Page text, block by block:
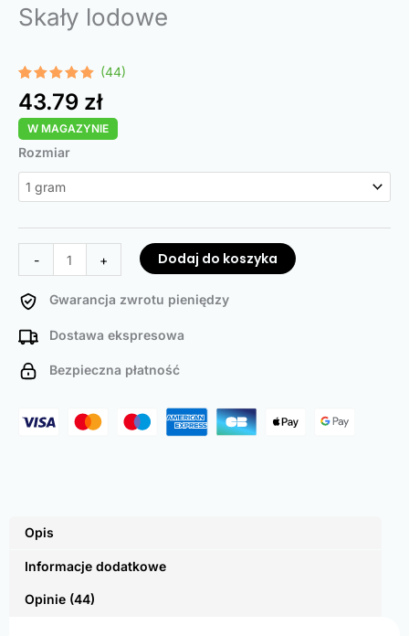
Skały lodowe
Oceniony
4.98na 5
na
podstawie
44
ocen
klientów
(44)
43.79 zł
W MAGAZYNIE
Rozmiar
-
ilość
Ice
Rocks
+ Dodaj do koszyka
Gwarancja zwrotu pieniędzy
Dostawa ekspresowa
Bezpieczna płatność
Opis
Informacje dodatkowe
Opinie (44)